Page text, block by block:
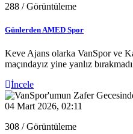
288 / Görüntüleme
Günlerden AMED Spor
Keve Ajans olarka VanSpor ve
maçındayız yine yanlız
İncele
04 Mart 2026, 02:11
308 / Görüntüleme